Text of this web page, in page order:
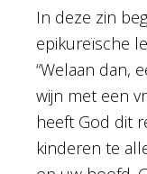
In deze zin
epikureïsche
“Welaan dan,
wijn met een
heeft God dit
kinderen te